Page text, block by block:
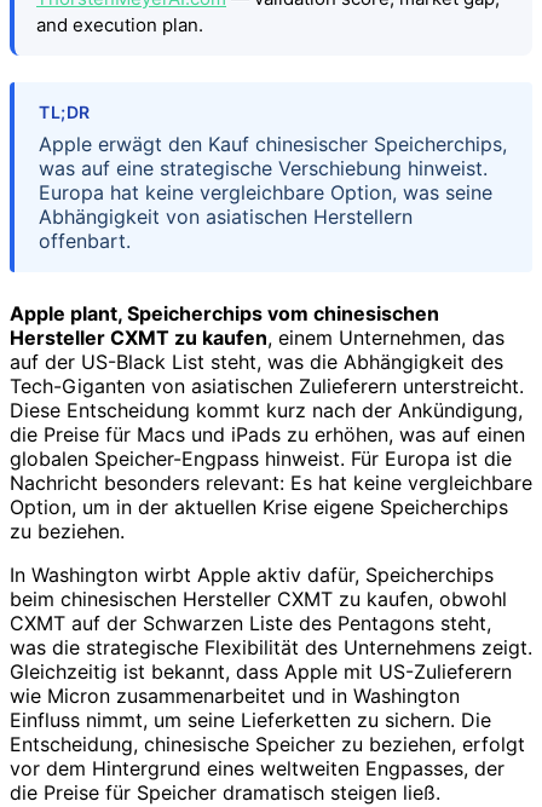
and execution plan.
TL;DR
Apple erwägt den Kauf chinesischer Speicherchips,
was auf eine strategische Verschiebung hinweist.
Europa hat keine vergleichbare Option, was seine
Abhängigkeit von asiatischen Herstellern
offenbart.
Apple plant, Speicherchips vom chinesischen
Hersteller CXMT zu kaufen, einem Unternehmen, das
auf der US-Black List steht, was die Abhängigkeit des
Tech-Giganten von asiatischen Zulieferern unterstreicht.
Diese Entscheidung kommt kurz nach der Ankündigung,
die Preise für Macs und iPads zu erhöhen, was auf einen
globalen Speicher-Engpass hinweist. Für Europa ist die
Nachricht besonders relevant: Es hat keine vergleichbare
Option, um in der aktuellen Krise eigene Speicherchips
zu beziehen.
In Washington wirbt Apple aktiv dafür, Speicherchips
beim chinesischen Hersteller CXMT zu kaufen, obwohl
CXMT auf der Schwarzen Liste des Pentagons steht,
was die strategische Flexibilität des Unternehmens zeigt.
Gleichzeitig ist bekannt, dass Apple mit US-Zulieferern
wie Micron zusammenarbeitet und in Washington
Einfluss nimmt, um seine Lieferketten zu sichern. Die
Entscheidung, chinesische Speicher zu beziehen, erfolgt
vor dem Hintergrund eines weltweiten Engpasses, der
die Preise für Speicher dramatisch steigen ließ.